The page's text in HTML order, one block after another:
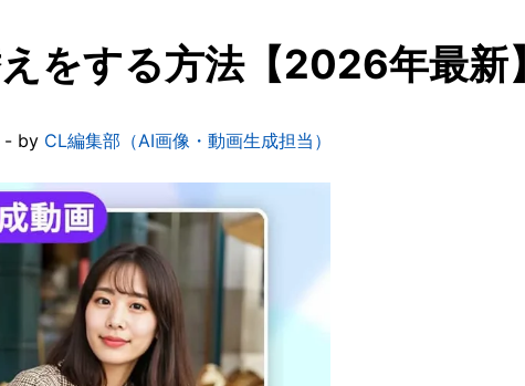
をする方法【2026年最新】
- by CL編集部（AI画像・動画生成担当）